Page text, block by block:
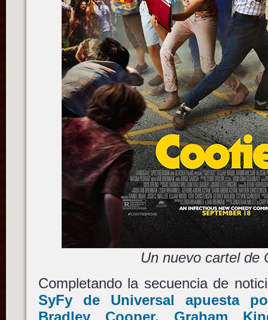
Un nuevo cartel de
Completando la secuencia de
SyFyde Universal apuesta
Bradley Cooper, Graham